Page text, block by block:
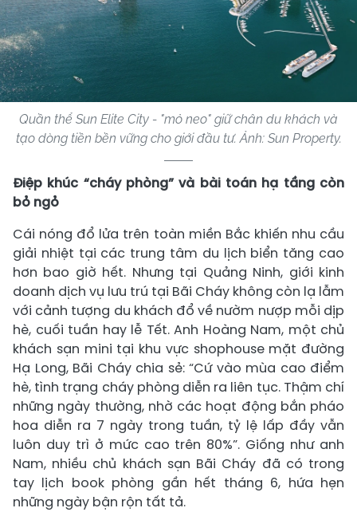
Quần thể Sun Elite City - "mỏ neo" giữ chân du khách và
tạo dòng tiền bền vững cho giới đầu tư. Ảnh: Sun Property.
Điệp khúc “cháy phòng” và bài toán hạ tầng còn
bỏ ngỏ
Cái nóng đổ lửa trên toàn miền Bắc khiến nhu cầu
giải nhiệt tại các trung tâm du lịch biển tăng cao
hơn bao giờ hết. Nhưng tại Quảng Ninh, giới kinh
doanh dịch vụ lưu trú tại Bãi Cháy không còn lạ lẫm
với cảnh tượng du khách đổ về nườm nượp mỗi dịp
hè, cuối tuần hay lễ Tết. Anh Hoàng Nam, một chủ
khách sạn mini tại khu vực shophouse mặt đường
Hạ Long, Bãi Cháy chia sẻ: “Cứ vào mùa cao điểm
hè, tình trạng cháy phòng diễn ra liên tục. Thậm chí
những ngày thường, nhờ các hoạt động bắn pháo
hoa diễn ra 7 ngày trong tuần, tỷ lệ lấp đầy vẫn
luôn duy trì ở mức cao trên 80%”. Giống như anh
Nam, nhiều chủ khách sạn Bãi Cháy đã có trong
tay lịch book phòng gần hết tháng 6, hứa hẹn
những ngày bận rộn tất tả.